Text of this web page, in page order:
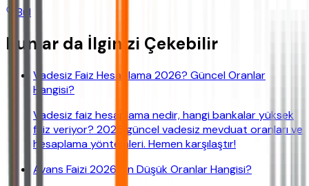
Bul
Bunlar da İlginizi Çekebilir
Vadesiz Faiz Hesaplama 2026? Güncel Oranlar
Hangisi?
Vadesiz faiz hesaplama nedir, hangi bankalar yüksek
faiz veriyor? 2026 güncel vadesiz mevduat oranları ve
hesaplama yöntemleri. Hemen karşılaştır!
Avans Faizi 2026: En Düşük Oranlar Hangisi?